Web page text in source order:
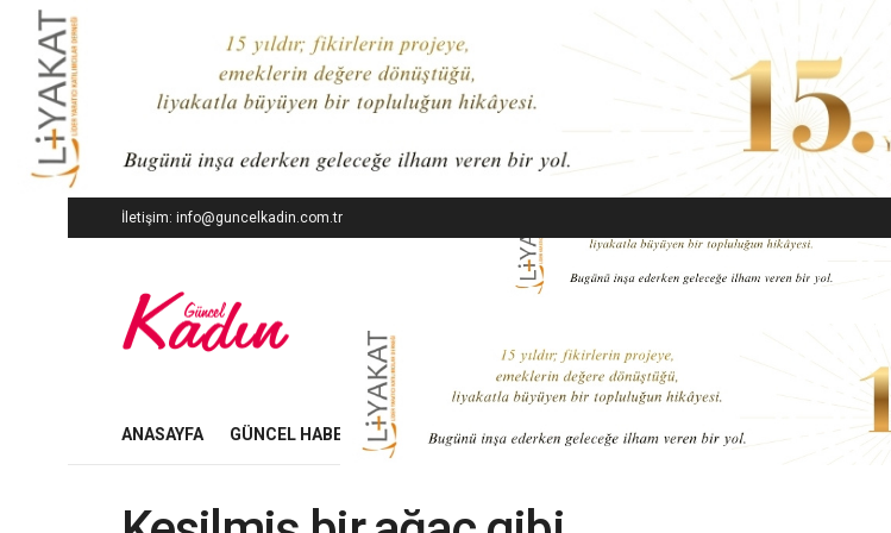
İletişim: info@guncelkadin.com.tr
ANASAYFA GÜNCEL HABERLER İŞ DÜNYASI EKONOMI MODA GÜZELLIK